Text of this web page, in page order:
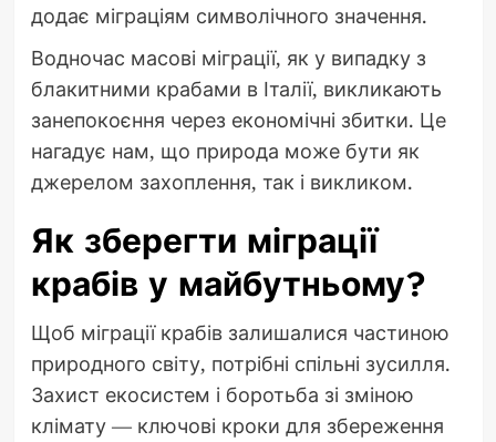
додає міграціям символічного значення.
Водночас масові міграції, як у випадку з
блакитними крабами в Італії, викликають
занепокоєння через економічні збитки. Це
нагадує нам, що природа може бути як
джерелом захоплення, так і викликом.
Як зберегти міграції
крабів у майбутньому?
Щоб міграції крабів залишалися частиною
природного світу, потрібні спільні зусилля.
Захист екосистем і боротьба зі зміною
клімату — ключові кроки для збереження